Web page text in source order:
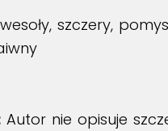
szczery,
Autor nie opisuje